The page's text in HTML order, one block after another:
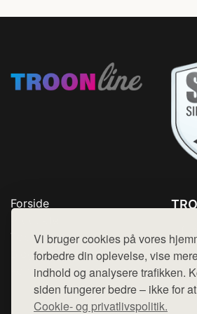
Vi bruger cookies på vores
forbedre din oplevelse, vise
indhold og analysere trafikken.
siden fungerer bedre – ikke for
Cookie- og privatlivspolitik.
Forside
Top Rabatter
Blog
Kontakt